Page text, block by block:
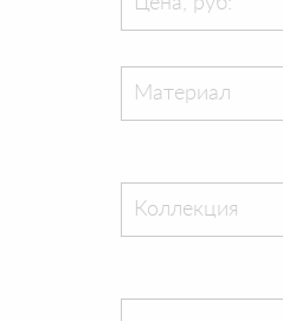
Материал
Коллекция